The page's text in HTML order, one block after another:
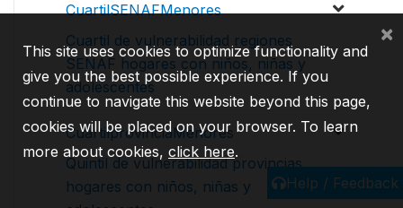
CuartilSENAFMenores
Cuartil de vulnerabilidad regiones
SENAF hogares con niños, niñas y
adolescentes
CuartilprovinciaMenores
Quintil de vulnerabilidad provincias
hogares con niños, niñas y
Help / Feedback
This site uses cookies to optimize functionality and
give you the best possible experience. If you
continue to navigate this website beyond this page,
cookies will be placed on your browser. To learn
more about cookies, click here.
×